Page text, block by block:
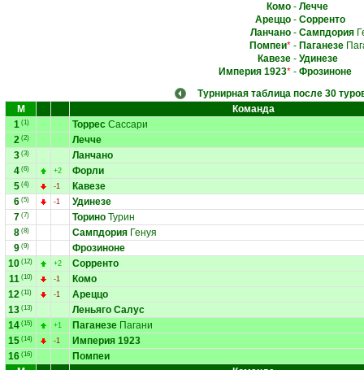
Комо- Лечче
Ареццо- Сорренто
Ланчано- Сампдория
Помпеи*- Паганезе
Кавезе- Удинезе
Империя 1923*- Фрозиноне
Турнирная таблица после 30
М
Команда
1 (1) Торрес Сассари
2 (2)
Лечче
3 (3)
Ланчано
4 (6) +2
Форли
5 (4) -1
Кавезе
6 (5) -1
Удинезе
7 (7) Торино Турин
8 (8) Сампдория Генуя
9 (9)
Фрозиноне
10 (12) +2
Сорренто
11 (10) -1
Комо
12 (11) -1
Ареццо
13 (13)
Леньяго Салус
14 (15) +1 Паганезе Пагани
15 (14) -1
Империя 1923
16 (16)
Помпеи